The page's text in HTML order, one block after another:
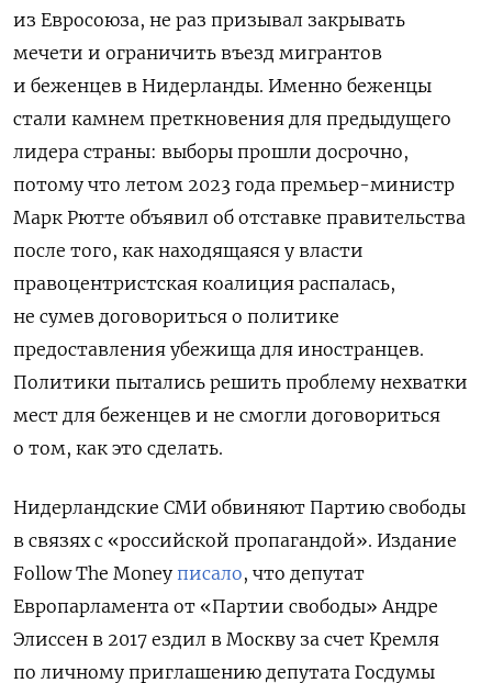
из Евросоюза, не раз призывал закрывать
мечети и ограничить въезд мигрантов
и беженцев в Нидерланды. Именно беженцы
стали камнем преткновения для предыдущего
лидера страны: выборы прошли досрочно,
потому что летом 2023 года премьер-министр
Марк Рютте объявил об отставке правительства
после того, как находящаяся у власти
правоцентристская коалиция распалась,
не сумев договориться о политике
предоставления убежища для иностранцев.
Политики пытались решить проблему нехватки
мест для беженцев и не смогли договориться
о том, как это сделать.
Нидерландские СМИ обвиняют Партию свободы
в связях с «российской пропагандой». Издание
Follow The Money писало, что депутат
Европарламента от «Партии свободы» Андре
Элиссен в 2017 ездил в Москву за счет Кремля
по личному приглашению депутата Госдумы